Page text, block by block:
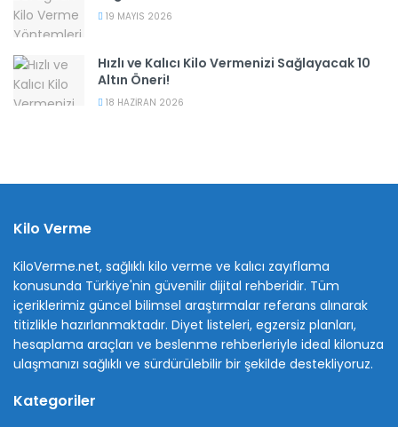
19 MAYIS 2026
Hızlı ve Kalıcı Kilo Vermenizi Sağlayacak 10
Altın Öneri!
18 HAZIRAN 2026
Kilo Verme
KiloVerme.net, sağlıklı kilo verme ve kalıcı zayıflama
konusunda Türkiye'nin güvenilir dijital rehberidir. Tüm
içeriklerimiz güncel bilimsel araştırmalar referans alınarak
titizlikle hazırlanmaktadır. Diyet listeleri, egzersiz planları,
hesaplama araçları ve beslenme rehberleriyle ideal kilonuza
ulaşmanızı sağlıklı ve sürdürülebilir bir şekilde destekliyoruz.
Kategoriler